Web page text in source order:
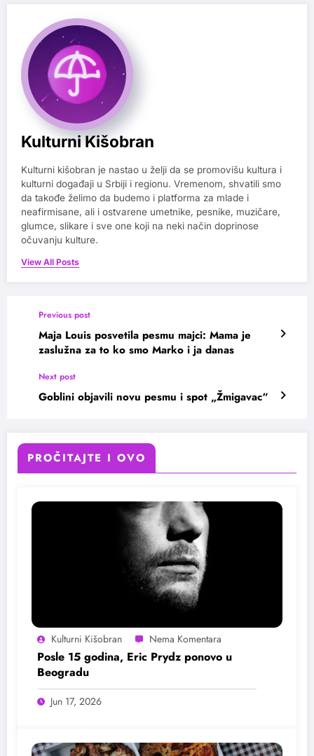
Kulturni Kišobran
Kulturni kišobran je nastao u želji da se promovišu kultura i
kulturni događaji u Srbiji i regionu. Vremenom, shvatili smo
da takođe želimo da budemo i platforma za mlade i
neafirmisane, ali i ostvarene umetnike, pesnike, muzičare,
glumce, slikare i sve one koji na neki način doprinose
očuvanju kulture.
View All Posts
Previous post
Maja Louis posvetila pesmu majci: Mama je
zaslužna za to ko smo Marko i ja danas
Next post
Goblini objavili novu pesmu i spot „Žmigavac“
PROČITAJTE I OVO
Kulturni Kišobran
Posle 15 godina, Eric Prydz ponovo u
Beogradu
Jun 17, 2026